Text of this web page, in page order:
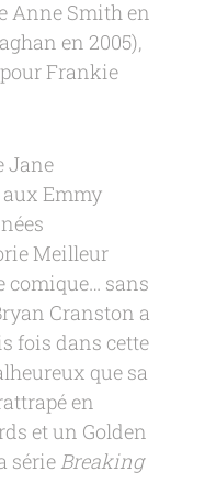
Anne Smith en
en 2005),
Frankie
Jane
Emmy
Meilleur
comique… sans
Cranston a
fois dans cette
que sa
en
et un Golden
série Breaking